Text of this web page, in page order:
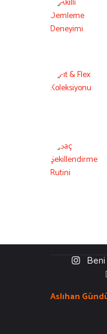
Aslıhan